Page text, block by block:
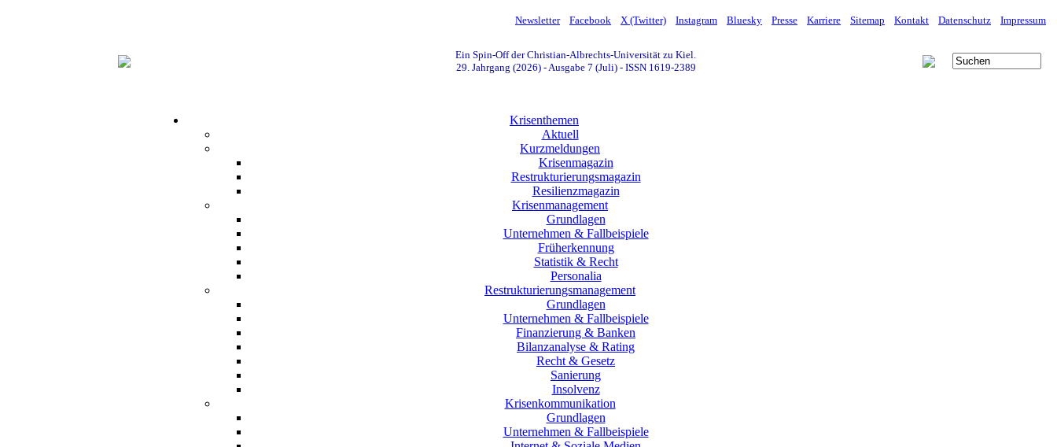
Newsletter Facebook X (Twitter) Instagram Bluesky Presse Karriere Sitemap Kontakt Datenschutz Impressum
Ein Spin-Off der Christian-Albrechts-Universität zu Kiel.
29. Jahrgang (2026) - Ausgabe 7 (Juli) - ISSN 1619-2389
Krisenthemen
Aktuell
Kurzmeldungen
Krisenmagazin
Restrukturierungsmagazin
Resilienzmagazin
Krisenmanagement
Grundlagen
Unternehmen & Fallbeispiele
Früherkennung
Statistik & Recht
Personalia
Restrukturierungsmanagement
Grundlagen
Unternehmen & Fallbeispiele
Finanzierung & Banken
Bilanzanalyse & Rating
Recht & Gesetz
Sanierung
Insolvenz
Krisenkommunikation
Grundlagen
Unternehmen & Fallbeispiele